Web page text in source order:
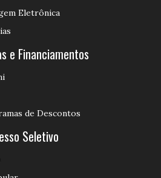
Eletrônica
e Financiamentos
de Descontos
Seletivo